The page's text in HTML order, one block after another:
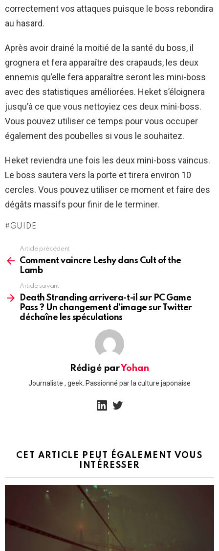
correctement vos attaques puisque le boss rebondira
au hasard.
Après avoir drainé la moitié de la santé du boss, il
grognera et fera apparaître des crapauds, les deux
ennemis qu’elle fera apparaître seront les mini-boss
avec des statistiques améliorées. Heket s’éloignera
jusqu’à ce que vous nettoyiez ces deux mini-boss.
Vous pouvez utiliser ce temps pour vous occuper
également des poubelles si vous le souhaitez.
Heket reviendra une fois les deux mini-boss vaincus.
Le boss sautera vers la porte et tirera environ 10
cercles. Vous pouvez utiliser ce moment et faire des
dégâts massifs pour finir de le terminer.
GUIDE
more
Article précédent
Comment vaincre Leshy dans Cult of the
Lamb
Article suivant
Death Stranding arrivera-t-il sur PC Game
Pass ? Un changement d’image sur Twitter
déchaîne les spéculations
Rédigé parYohan
Journaliste , geek. Passionné par la culture japonaise
linkedin
CET ARTICLE PEUT ÉGALEMENT VOUS
INTÉRESSER